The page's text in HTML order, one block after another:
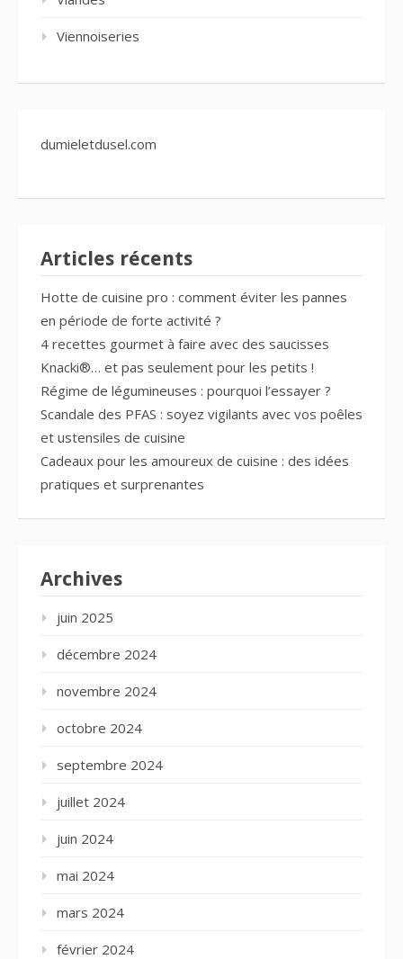
Viennoiseries
dumieletdusel.com
Articles récents
Hotte de cuisine pro : comment éviter les pannes
en période de forte activité ?
4 recettes gourmet à faire avec des saucisses
Knacki®… et pas seulement pour les petits !
Régime de légumineuses : pourquoi l’essayer ?
Scandale des PFAS : soyez vigilants avec vos poêles
et ustensiles de cuisine
Cadeaux pour les amoureux de cuisine : des idées
pratiques et surprenantes
Archives
juin 2025
décembre 2024
novembre 2024
octobre 2024
septembre 2024
juillet 2024
juin 2024
mai 2024
mars 2024
février 2024